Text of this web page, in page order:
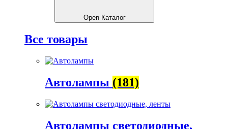
Open Каталог
Все товары
Автолампы (181)
Автолампы светодиодные,